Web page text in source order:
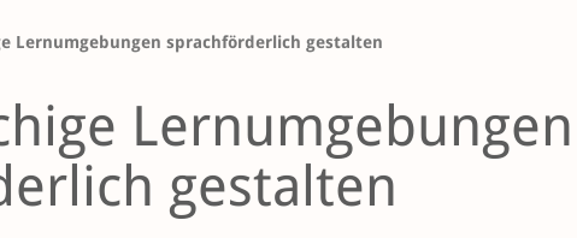
Lernumgebungen sprachförderlich gestalten
Lernumgebungen
gestalten